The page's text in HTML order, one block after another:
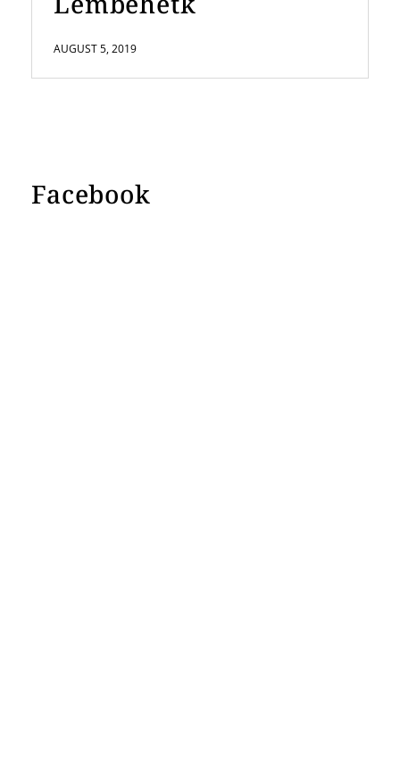
AUGUST 5, 2019
Facebook